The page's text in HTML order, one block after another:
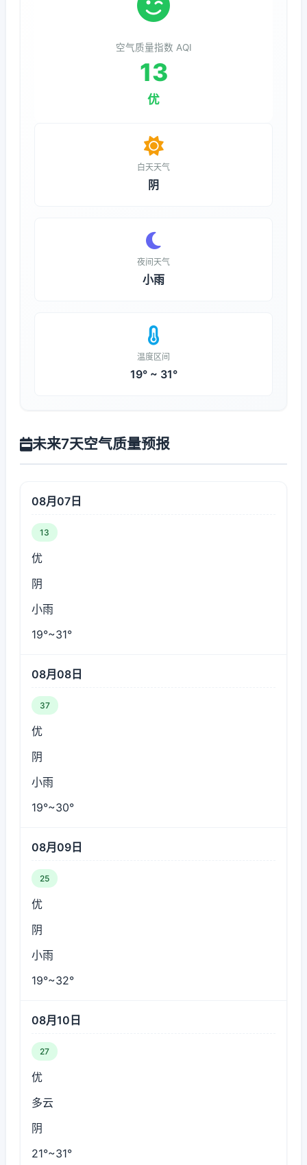
空气质量指数 AQI
13
优
白天天气
阴
夜间天气
小雨
温度区间
19° ~ 31°
未来7天空气质量预报
08月07日
13
优
阴
小雨
19°~31°
08月08日
37
优
阴
小雨
19°~30°
08月09日
25
优
阴
小雨
19°~32°
08月10日
27
优
多云
阴
21°~31°